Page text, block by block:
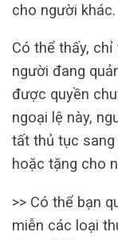
cho người khác.
Có thể thấy,
người đang
được quyền
ngoại lệ này,
tất thủ tục
hoặc tặng cho
>> Có thể bạn
miễn các loại